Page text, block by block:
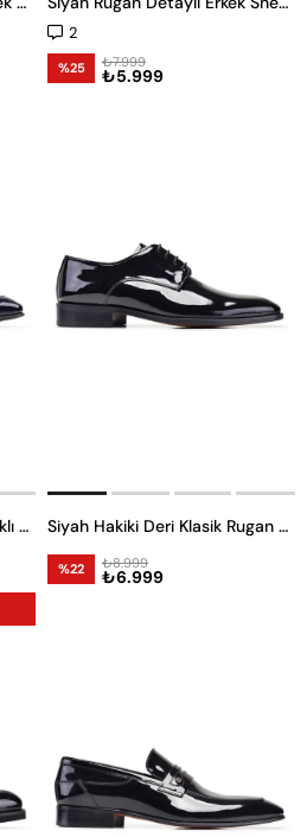
2
%25 ₺5.999
₺7.999
Lacivert Klasik Rugan Bağcıklı Erkek Kösele Ayakkabı Siyah Hakiki Deri Klasik Rugan Erkek Kösele Ayakkabı
%22 ₺6.999
₺8.999